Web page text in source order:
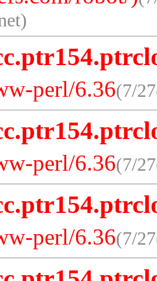
perl/6.36(7/
perl/6.36(7/
perl/6.36(7/